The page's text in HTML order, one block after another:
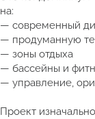
на:
— современный
— продуманную
— зоны отдыха
— бассейны и
— управление,
Проект